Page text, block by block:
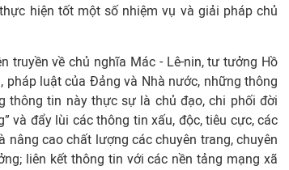
hiện tốt một số nhiệm vụ và giải pháp chủ
truyền về chủ nghĩa Mác - Lê-nin, tư tưởng Hồ
pháp luật của Đảng và Nhà nước, những thông
thông tin này thực sự là chủ đạo, chi phối đời
và đẩy lùi các thông tin xấu, độc, tiêu cực, các
nâng cao chất lượng các chuyên trang, chuyên
liên kết thông tin với các nền tảng mạng xã